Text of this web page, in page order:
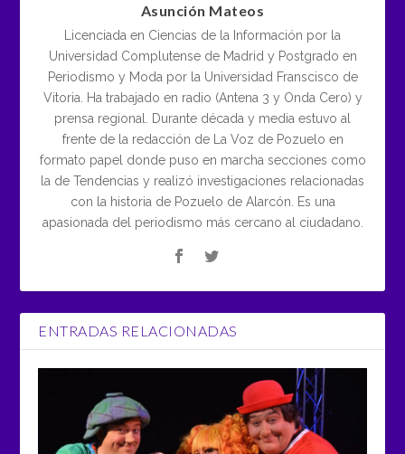
Asunción Mateos
Licenciada en Ciencias de la Información por la
Universidad Complutense de Madrid y Postgrado en
Periodismo y Moda por la Universidad Franscisco de
Vitoria. Ha trabajado en radio (Antena 3 y Onda Cero) y
prensa regional. Durante década y media estuvo al
frente de la redacción de La Voz de Pozuelo en
formato papel donde puso en marcha secciones como
la de Tendencias y realizó investigaciones relacionadas
con la historia de Pozuelo de Alarcón. Es una
apasionada del periodismo más cercano al ciudadano.
ENTRADAS RELACIONADAS